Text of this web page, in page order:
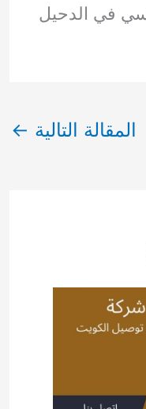
في الدحيل
المقالة التالية ←